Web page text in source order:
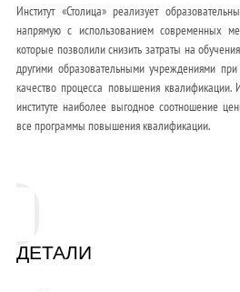
Институт «Столица» реализует
напрямую с использованием современных
которые позволили снизить затраты на
другими образовательными учреждениями
качество процесса повышения
институте наиболее выгодное соотношение
все программы повышения квалификации.
ДЕТАЛИ